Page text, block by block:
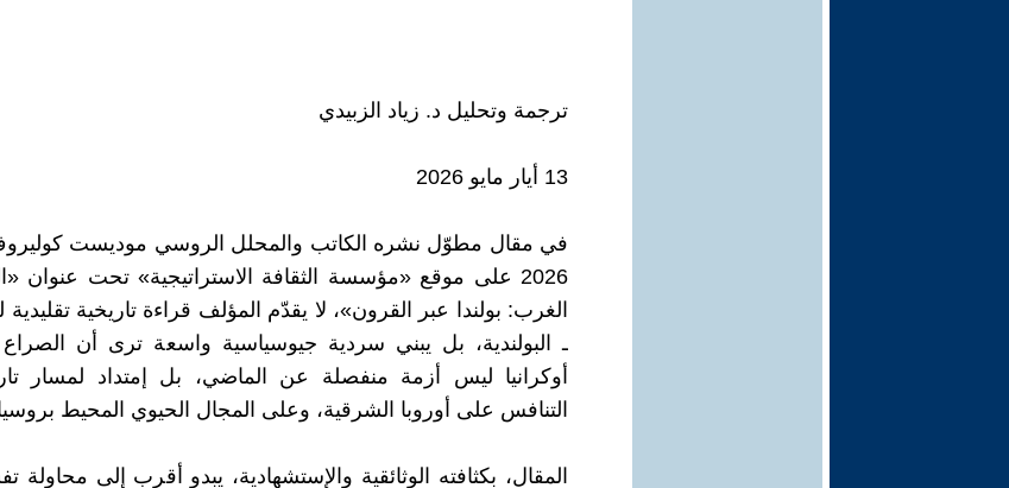
ترجمة وتحليل د. زياد الزبيدي
13 أيار مايو 2026
2026 على موقع «مؤسسة الثقافة الاستراتيجية» تحت عنوان
الغرب: بولندا عبر القرون»، لا يقدّم المؤلف قراءة تاريخية تقليدية
ـ البولندية، بل يبني سردية جيوسياسية واسعة ترى أن الصراع
أوكرانيا ليس أزمة منفصلة عن الماضي، بل إمتداد لمسار
التنافس على أوروبا الشرقية، وعلى المجال الحيوي المحيط
المقال، بكثافته الوثائقية والإستشهادية، يبدو أقرب إلى محاولة